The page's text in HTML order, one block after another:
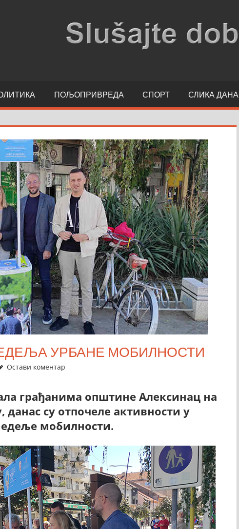
ПОЉОПРИВРЕДА СПОРТ СЛИКА ДАНА
УРБАНЕ МОБИЛНОСТИ
Остави коментар
грађанима општине Алексинац на
су отпочеле активности у
мобилности.